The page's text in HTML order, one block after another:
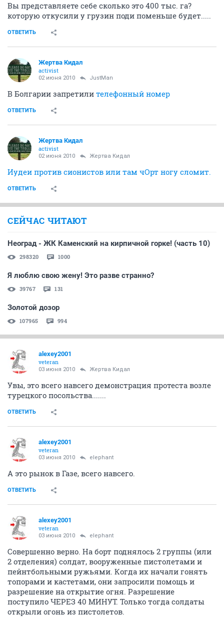
Вы представляете себе сколько это 400 тыс. га?
которую откусили у грузин поди поменьше будет.....
ОТВЕТИТЬ
Жертва Кидал
activist
02 июня 2010 JustMan
В Болгарии запретили телефонный номер
ОТВЕТИТЬ
Жертва Кидал
activist
02 июня 2010 Жертва Кидал
Иудеи против сионистов или там чОрт ногу сломит.
ОТВЕТИТЬ
СЕЙЧАС ЧИТАЮТ
Неоград - ЖК Каменский на кирпичной горке! (часть 10)
298320 1000
Я люблю свою жену! Это разве странно?
39767 131
Золотой дозор
107965 994
alexey2001
veteran
03 июня 2010 Жертва Кидал
Увы, это всего навсего демонстрация протеста возле
турецкого посольства.......
ОТВЕТИТЬ
alexey2001
veteran
03 июня 2010 elephant
А это рынок в Газе, всего навсего.
ОТВЕТИТЬ
alexey2001
veteran
03 июня 2010 elephant
Совершенно верно. На борт поднялось 2 группы (или
2 отделения) солдат, вооруженные пистолетами и
пейнтбольными ружьями. Когда их начали гонять
топорами и кастетами, они запросили помощь и
разрешение на открытие огня. Разрешение
поступило ЧЕРЕЗ 40 МИНУТ. Только тогда солдаты
открыли огонь из пистолетов.